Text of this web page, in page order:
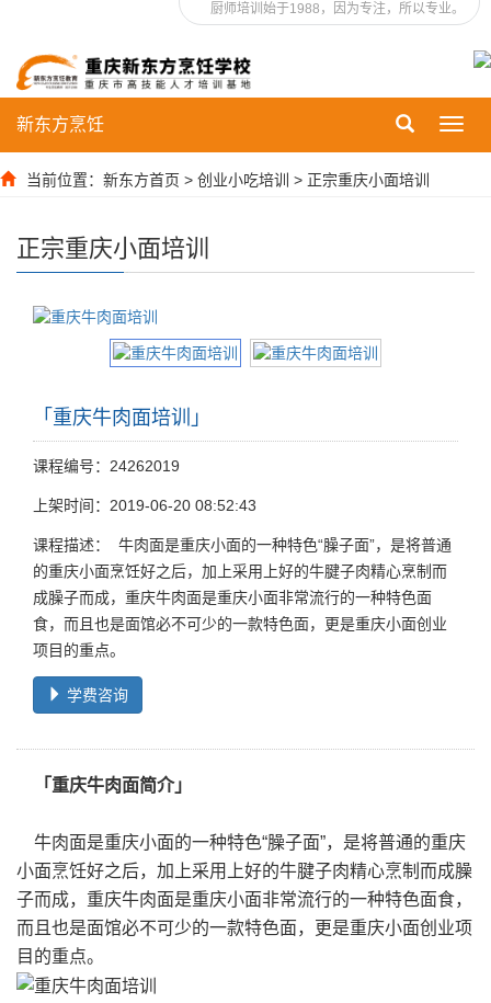
厨师培训始于1988，因为专注，所以专业。
新东方烹饪
当前位置： 新东方首页 > 创业小吃培训 > 正宗重庆小面培训
正宗重庆小面培训
「重庆牛肉面培训」
课程编号：24262019
上架时间：2019-06-20 08:52:43
课程描述： 牛肉面是重庆小面的一种特色“臊子面”，是将普通
的重庆小面烹饪好之后，加上采用上好的牛腱子肉精心烹制而
成臊子而成，重庆牛肉面是重庆小面非常流行的一种特色面
食，而且也是面馆必不可少的一款特色面，更是重庆小面创业
项目的重点。
学费咨询
「重庆牛肉面简介」
牛肉面是重庆小面的一种特色“臊子面”，是将普通的重庆
小面烹饪好之后，加上采用上好的牛腱子肉精心烹制而成臊
子而成，重庆牛肉面是重庆小面非常流行的一种特色面食，
而且也是面馆必不可少的一款特色面，更是重庆小面创业项
目的重点。